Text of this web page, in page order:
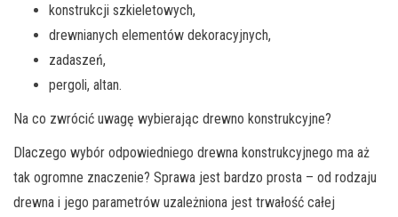
konstrukcji szkieletowych,
drewnianych elementów dekoracyjnych,
zadaszeń,
pergoli, altan.
Na co zwrócić uwagę wybierając drewno konstrukcyjne?
Dlaczego wybór odpowiedniego drewna konstrukcyjnego ma aż
tak ogromne znaczenie? Sprawa jest bardzo prosta – od rodzaju
drewna i jego parametrów uzależniona jest trwałość całej